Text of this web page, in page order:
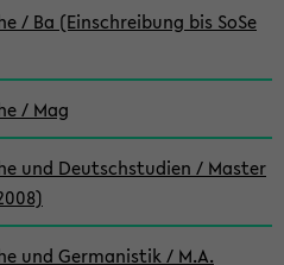
/ Ba (Einschreibung bis SoSe
/ Mag
und Deutschstudien / Master
und Germanistik / M.A.